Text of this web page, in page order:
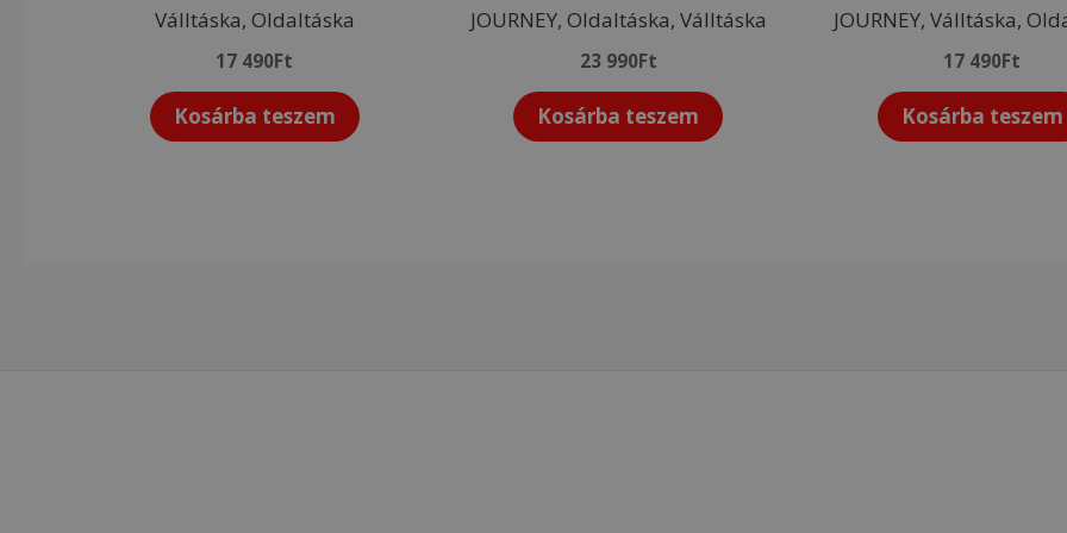
Válltáska, Oldaltáska
17 490Ft
Kosárba teszem
JOURNEY, Oldaltáska, Válltáska
23 990Ft
Kosárba teszem
JOURNEY, Válltáska,
17 490Ft
Kosárba teszem